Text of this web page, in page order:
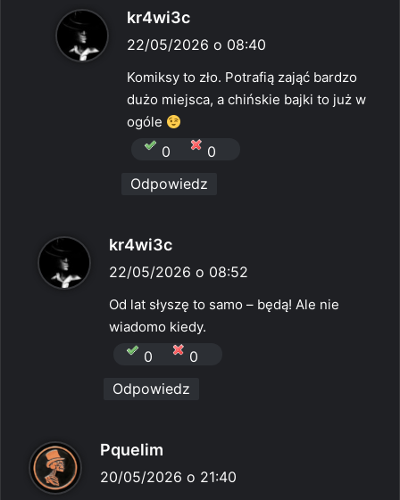
kr4wi3c
i
:
22/05/2026 o 08:40
Komiksy to zło. Potrafią zająć bardzo
dużo miejsca, a chińskie bajki to już w
ogóle
0
0
Odpowiedz
kr4wi3c
i
z
e
22/05/2026 o 08:52
Od lat słyszę to samo – będą! Ale nie
wiadomo kiedy.
0
0
Odpowiedz
Pquelim
i
20/05/2026 o 21:40